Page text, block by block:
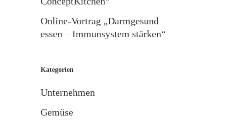
Online-Vortrag „Darmgesund
essen – Immunsystem stärken“
Kategorien
Unternehmen
Gemüse